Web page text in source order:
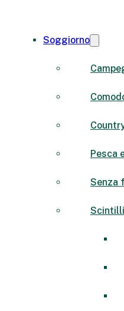
Soggiorno
Pesca
Senza